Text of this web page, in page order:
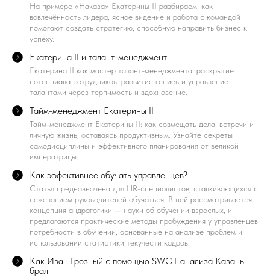
На примере «Наказа» Екатерины II разбираем, как
вовлечённость лидера, ясное видение и работа с командой
помогают создать стратегию, способную направить бизнес к
успеху.
Екатерина II и талант-менеджмент
Екатерина II как мастер талант-менеджмента: раскрытие
потенциала сотрудников, развитие гениев и управление
талантами через терпимость и вдохновение.
Тайм-менеджмент Екатерины II
Тайм-менеджмент Екатерины II: как совмещать дела, встречи и
личную жизнь, оставаясь продуктивным. Узнайте секреты
самодисциплины и эффективного планирования от великой
императрицы.
Как эффективнее обучать управленцев?
​Статья предназначена для HR-специалистов, сталкивающихся с
нежеланием руководителей обучаться. В ней рассматривается
концепция андрагогики — науки об обучении взрослых, и
предлагаются практические методы пробуждения у управленцев
потребности в обучении, основанные на анализе проблем и
использовании статистики текучести кадров.
Как Иван Грозный с помощью SWOT анализа Казань
брал